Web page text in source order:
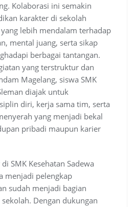
Kolaborasi ini semakin
karakter di sekolah
lebih mendalam terhadap
mental juang, serta sikap
berbagai tantangan.
yang terstruktur dan
Magelang, siswa SMK
diajak untuk
diri, kerja sama tim, serta
yang menjadi bekal
pribadi maupun karier
SMK Kesehatan Sadewa
menjadi pelengkap
sudah menjadi bagian
Dengan dukungan